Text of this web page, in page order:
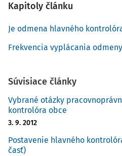
Kapitoly článku
Je odmena hlavného
Frekvencia vyplácania
Súvisiace články
Vybrané otázky
kontrolóra obce
3. 9. 2012
Postavenie hlavného
časť)